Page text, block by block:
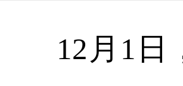
12月1日，